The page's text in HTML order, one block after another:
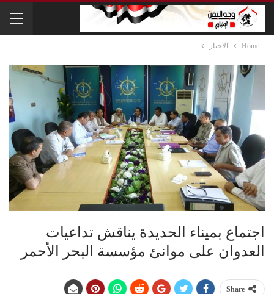
Home الاخبار
اجتماع بميناء الحديدة يناقش تداعيات
العدوان على موانئ مؤسسة البحر الأحمر
Share